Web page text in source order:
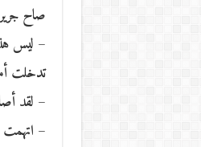
صاح
– ليس
تدخلت
– لقد
– اتهمت